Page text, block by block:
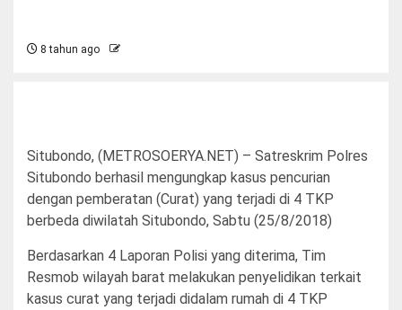
8 tahun ago
Situbondo, (METROSOERYA.NET) – Satreskrim Polres
Situbondo berhasil mengungkap kasus pencurian
dengan pemberatan (Curat) yang terjadi di 4 TKP
berbeda diwilatah Situbondo, Sabtu (25/8/2018)
Berdasarkan 4 Laporan Polisi yang diterima, Tim
Resmob wilayah barat melakukan penyelidikan terkait
kasus curat yang terjadi didalam rumah di 4 TKP